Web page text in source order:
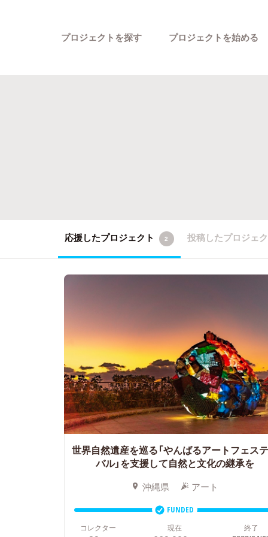
プロジェクトを探す プロジェクトを始める
応援したプロジェクト 2 投稿したプロジェ
世界自然遺産を巡る「やんばるアートフェス
バル」を支援して自然と文化の継承を
沖縄県 アート
FUNDED
コレクター
現在 終了